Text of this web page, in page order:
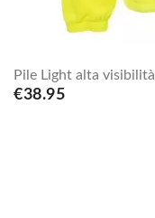
Pile Light alta visibilità
€38.95